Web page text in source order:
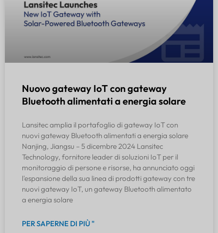
Nuovo gateway IoT con gateway
Bluetooth alimentati a energia solare
Lansitec amplia il portafoglio di gateway IoT con
nuovi gateway Bluetooth alimentati a energia solare
Nanjing, Jiangsu – 5 dicembre 2024 Lansitec
Technology, fornitore leader di soluzioni IoT per il
monitoraggio di persone e risorse, ha annunciato oggi
l'espansione della sua linea di prodotti gateway con tre
nuovi gateway IoT, un gateway Bluetooth alimentato
a energia solare
PER SAPERNE DI PIÙ "